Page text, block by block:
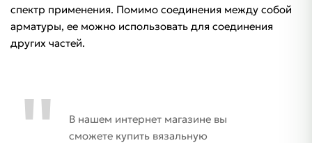
спектр применения. Помимо соединения между собой
арматуры, ее можно использовать для соединения
других частей.
В нашем интернет магазине вы
сможете купить вязальную